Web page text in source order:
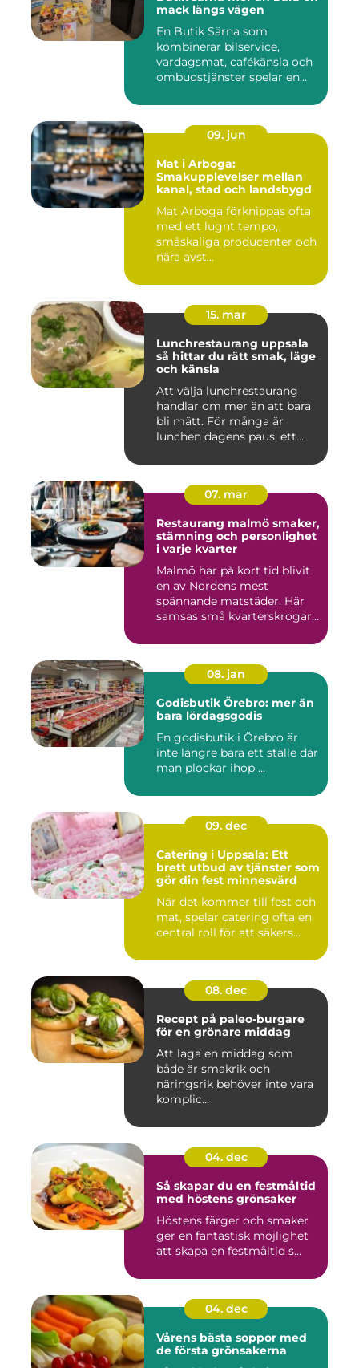
mack längs vägen
En Butik Särna som
kombinerar bilservice,
vardagsmat, cafékänsla och
ombudstjänster spelar en
09. jun
Mat i Arboga:
Smakupplevelser mellan
kanal, stad och landsbygd
Mat Arboga förknippas ofta
med ett lugnt tempo,
småskaliga producenter och
nära avst...
15. mar
Lunchrestaurang uppsala
så hittar du rätt smak, läge
och känsla
Att välja lunchrestaurang
handlar om mer än att bara
bli mätt. För många är
lunchen dagens paus, ett...
07. mar
Restaurang malmö smaker,
stämning och personlighet
i varje kvarter
Malmö har på kort tid blivit
en av Nordens mest
spännande matstäder. Här
samsas små kvarterskrogar
08. jan
Godisbutik Örebro: mer än
bara lördagsgodis
En godisbutik i Örebro är
inte längre bara ett ställe där
man plockar ihop ...
09. dec
Catering i Uppsala: Ett
brett utbud av tjänster som
gör din fest minnesvärd
När det kommer till fest och
mat, spelar catering ofta en
central roll för att säkers...
08. dec
Recept på paleo-burgare
för en grönare middag
Att laga en middag som
både är smakrik och
näringsrik behöver inte vara
komplic...
04. dec
Så skapar du en festmåltid
med höstens grönsaker
Höstens färger och smaker
ger en fantastisk möjlighet
att skapa en festmåltid s...
04. dec
Vårens bästa soppor med
de första grönsakerna